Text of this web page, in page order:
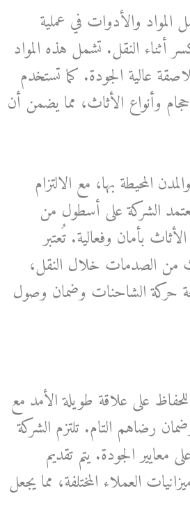
والأدوات في عملية
أثناء النقل. تشمل هذه المواد
عالية الجودة. كما تستخدم
وأنواع الأثاث، مما يضمن أن
المحيطة بها، مع الالتزام
الشركة على أسطول من
بأمان وفعالية. تُعتبر
من الصدمات خلال النقل،
حركة الشاحنات وضمان وصول
على علاقة طويلة الأمد مع
رضاهم التام. تلتزم الشركة
معايير الجودة. يتم تقديم
العملاء المختلفة، مما يجعل